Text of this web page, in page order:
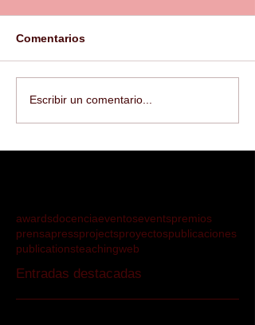
Comentarios
Escribir un comentario...
awardsdocenciaeventoseventspremios
prensapressprojectsproyectospublicaciones
publicationsteachingweb
Entradas destacadas